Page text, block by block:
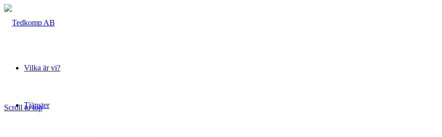
Vilka är vi?
Tjänster
Scroll to top